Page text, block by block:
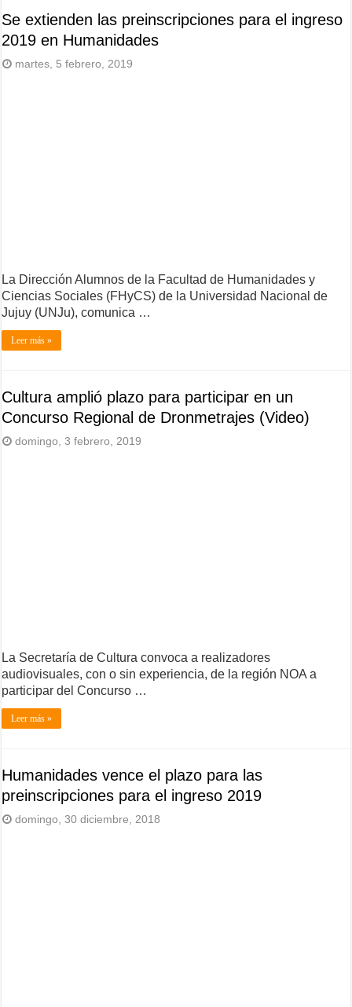
Se extienden las preinscripciones para el ingreso
2019 en Humanidades
martes, 5 febrero, 2019
La Dirección Alumnos de la Facultad de Humanidades y
Ciencias Sociales (FHyCS) de la Universidad Nacional de
Jujuy (UNJu), comunica …
Leer más »
Cultura amplió plazo para participar en un
Concurso Regional de Dronmetrajes (Video)
domingo, 3 febrero, 2019
La Secretaría de Cultura convoca a realizadores
audiovisuales, con o sin experiencia, de la región NOA a
participar del Concurso …
Leer más »
Humanidades vence el plazo para las
preinscripciones para el ingreso 2019
domingo, 30 diciembre, 2018